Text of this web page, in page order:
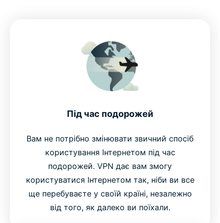
Під час подорожей
Вам не потрібно змінювати звичний спосіб
користування Інтернетом під час
подорожей. VPN дає вам змогу
користуватися Інтернетом так, ніби ви все
ще перебуваєте у своїй країні, незалежно
від того, як далеко ви поїхали.